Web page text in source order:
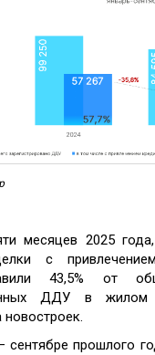
месяцев 2025
с
43,5% от
ДДУ в
новостроек.
прошлого